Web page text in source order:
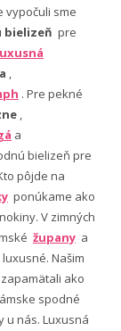
vypočuli sme
bielizeň pre
,
. Pre pekné
,
a
bielizeň pre
pôjde na
ponúkame ako
V zimných
župany a
Našim
ako
spodné
u nás. Luxusná